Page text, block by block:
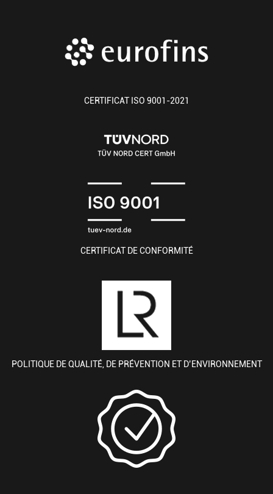
CERTIFICAT ISO 9001-2021
CERTIFICAT DE CONFORMITÉ
POLITIQUE DE QUALITÉ, DE PRÉVENTION ET D’ENVIRONNEMENT